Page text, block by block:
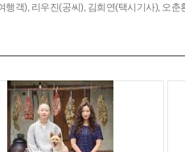
행객), 리우진(공씨), 김희연(택시기사), 오춘